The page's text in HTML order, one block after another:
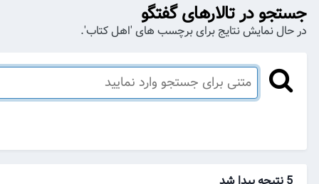
جستجو در تالارهای گفتگو
در حال نمایش نتایج برای برچسب های 'اهل کتاب'.